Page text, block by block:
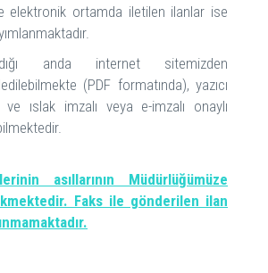
elektronik ortamda iletilen ilanlar ise
anda internet sitemizden
(PDF formatında), yazıcı
ve ıslak imzalı veya e-imzalı onaylı
asıllarının Müdürlüğümüze
Faks ile gönderilen ilan